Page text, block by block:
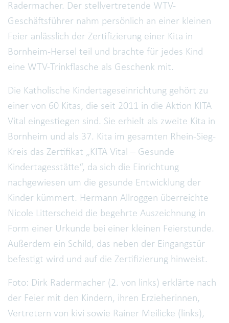
Radermacher. Der stellvertretende WTV-
Geschäftsführer nahm persönlich an einer kleinen
Feier anlässlich der Zertifizierung einer Kita in
Bornheim-Hersel teil und brachte für jedes Kind
eine WTV-Trinkflasche als Geschenk mit.
Die Katholische Kindertageseinrichtung gehört zu
einer von 60 Kitas, die seit 2011 in die Aktion KITA
Vital eingestiegen sind. Sie erhielt als zweite Kita in
Bornheim und als 37. Kita im gesamten Rhein-Sieg-
Kreis das Zertifikat „KITA Vital – Gesunde
Kindertagesstätte“, da sich die Einrichtung
nachgewiesen um die gesunde Entwicklung der
Kinder kümmert. Hermann Allroggen überreichte
Nicole Litterscheid die begehrte Auszeichnung in
Form einer Urkunde bei einer kleinen Feierstunde.
Außerdem ein Schild, das neben der Eingangstür
befestigt wird und auf die Zertifizierung hinweist.
Foto: Dirk Radermacher (2. von links) erklärte nach
der Feier mit den Kindern, ihren Erzieherinnen,
Vertretern von kivi sowie Rainer Meilicke (links),